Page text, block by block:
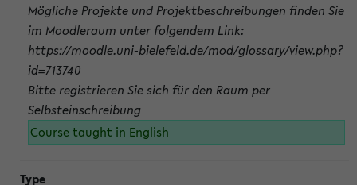
Mögliche Projekte und Projektbeschreibungen finden Sie
im Moodleraum unter folgendem Link:
https://moodle.uni-bielefeld.de/mod/glossary/view.php?
id=713740
Bitte registrieren Sie sich für den Raum per
Selbsteinschreibung
Course taught in English